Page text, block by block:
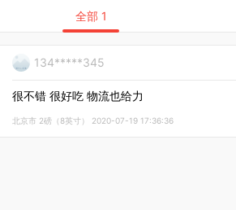
134*****345
很不错 很好吃 物流也给力
北京市 2磅（8英寸） 2020-07-19 17:36:36
全部 1